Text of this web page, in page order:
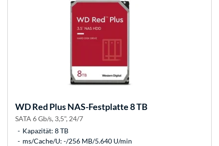
WDRed Plus NAS-Festplatte 8 TB
SATA 6 Gb/s, 3,5", 24/7
Kapazität: 8 TB
ms/Cache/U: -/256 MB/5.640 U/min